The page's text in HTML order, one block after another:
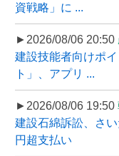
資戦略」に ...
►2026/08/06 20:50
建設技能者向けポ
ト」、アプリ ...
►2026/08/06 19:50
建設石綿訴訟、さ
円超支払い